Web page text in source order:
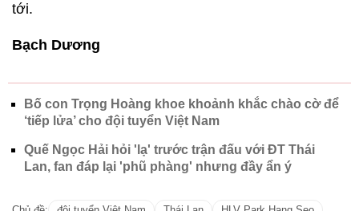
tới.
Bạch Dương
Bố con Trọng Hoàng khoe khoảnh khắc chào cờ để
‘tiếp lửa’ cho đội tuyển Việt Nam
Quế Ngọc Hải hỏi 'lạ' trước trận đấu với ĐT Thái
Lan, fan đáp lại 'phũ phàng' nhưng đầy ẩn ý